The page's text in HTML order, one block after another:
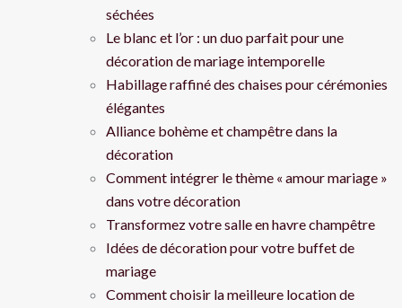
séchées
Le blanc et l’or : un duo parfait pour une
décoration de mariage intemporelle
Habillage raffiné des chaises pour cérémonies
élégantes
Alliance bohème et champêtre dans la
décoration
Comment intégrer le thème « amour mariage »
dans votre décoration
Transformez votre salle en havre champêtre
Idées de décoration pour votre buffet de
mariage
Comment choisir la meilleure location de